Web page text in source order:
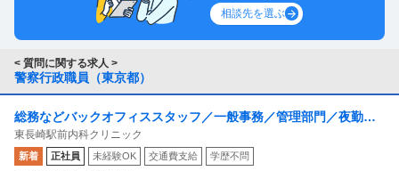
相談先を選ぶ
< 質問に関する求人 >
警察行政職員（東京都）
総務などバックオフィススタッフ／一般事務／管理部門／夜勤な
し可
東長崎駅前内科クリニック
新着 正社員 未経験OK 交通費支給 学歴不問